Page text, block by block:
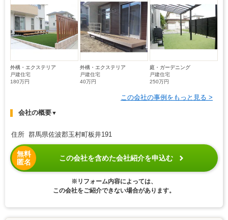
外構・エクステリア
戸建住宅
180万円
外構・エクステリア
戸建住宅
40万円
庭・ガーデニング
戸建住宅
250万円
この会社の事例をもっと見る >
会社の概要▼
住所 群馬県佐波郡玉村町板井191
無料
匿名
この会社を含めた会社紹介を申込む
※リフォーム内容によっては、
この会社をご紹介できない場合があります。